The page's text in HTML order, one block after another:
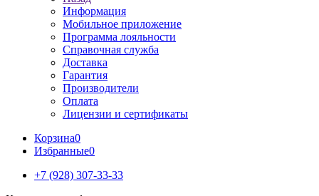
Информация
Мобильное приложение
Программа лояльности
Справочная служба
Доставка
Гарантия
Производители
Оплата
Лицензии и сертификаты
Корзина0
Избранные0
+7 (928) 307-33-33